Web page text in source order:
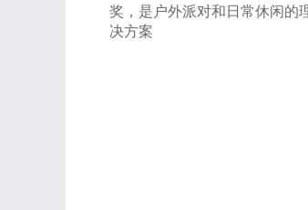
奖，是户外派对和日常休闲的
决方案